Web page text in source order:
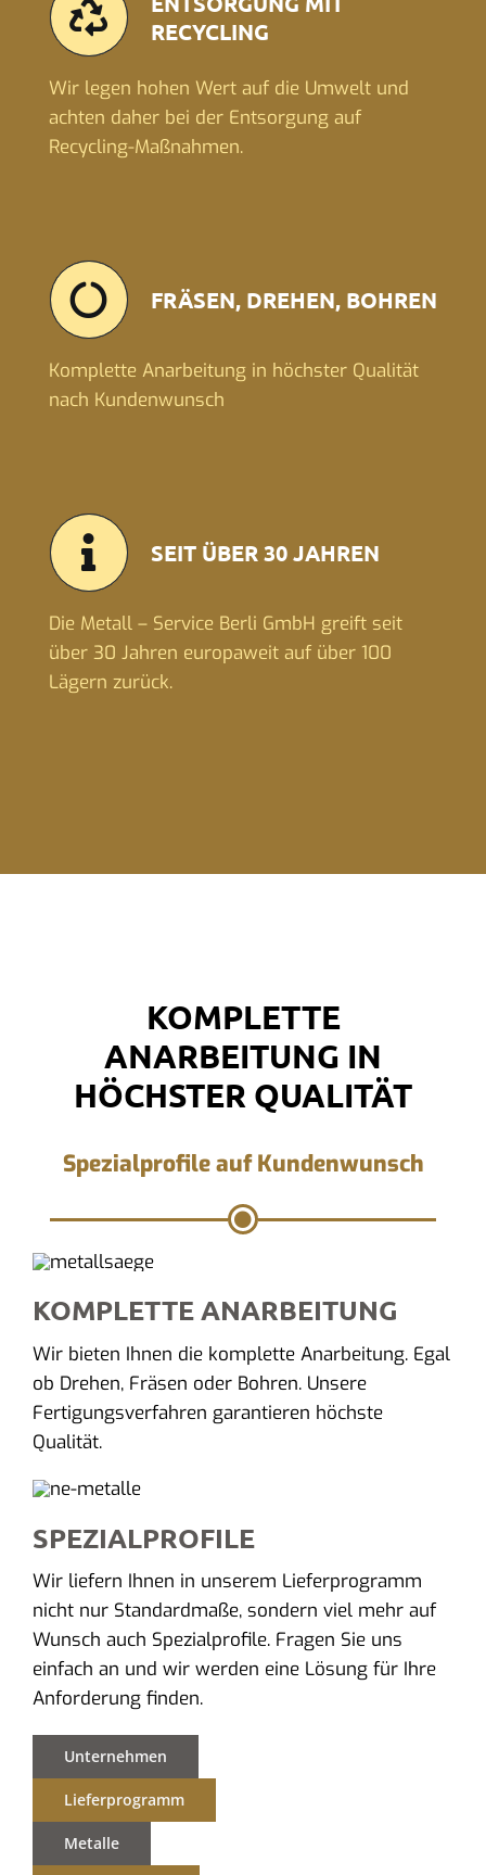
RECYCLING
Wir legen hohen Wert auf die Umwelt und
achten daher bei der Entsorgung auf
Recycling-Maßnahmen.
FRÄSEN, DREHEN, BOHREN
Komplette Anarbeitung in höchster Qualität
nach Kundenwunsch
SEIT ÜBER 30 JAHREN
Die Metall – Service Berli GmbH greift seit
über 30 Jahren europaweit auf über 100
Lägern zurück.
KOMPLETTE
ANARBEITUNG IN
HÖCHSTER QUALITÄT
Spezialprofile auf Kundenwunsch
KOMPLETTE ANARBEITUNG
Wir bieten Ihnen die komplette Anarbeitung. Egal
ob Drehen, Fräsen oder Bohren. Unsere
Fertigungsverfahren garantieren höchste
Qualität.
SPEZIALPROFILE
Wir liefern Ihnen in unserem Lieferprogramm
nicht nur Standardmaße, sondern viel mehr auf
Wunsch auch Spezialprofile. Fragen Sie uns
einfach an und wir werden eine Lösung für Ihre
Anforderung finden.
Unternehmen
Lieferprogramm
Metalle